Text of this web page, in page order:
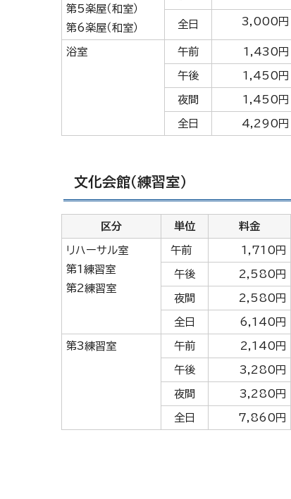
第5楽屋（和室）
第6楽屋（和室）
全日 3,000円
浴室 午前 1,430円
午後 1,450円
夜間 1,450円
全日 4,290円
文化会館（練習室）
区分 単位 料金
リハーサル室
第1練習室
第2練習室
午前 1,710円
午後 2,580円
夜間 2,580円
全日 6,140円
第3練習室 午前 2,140円
午後 3,280円
夜間 3,280円
全日 7,860円